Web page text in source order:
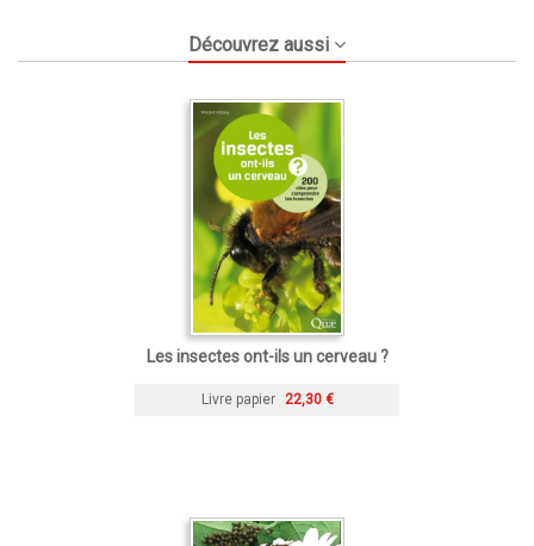
Découvrez aussi
Les insectes ont-ils un cerveau ?
Livre papier 22,30 €